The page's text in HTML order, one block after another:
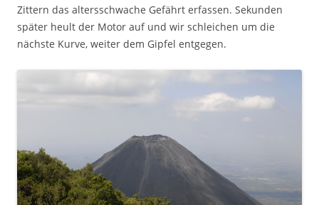
Zittern das altersschwache Gefährt erfassen. Sekunden
später heult der Motor auf und wir schleichen um die
nächste Kurve, weiter dem Gipfel entgegen.